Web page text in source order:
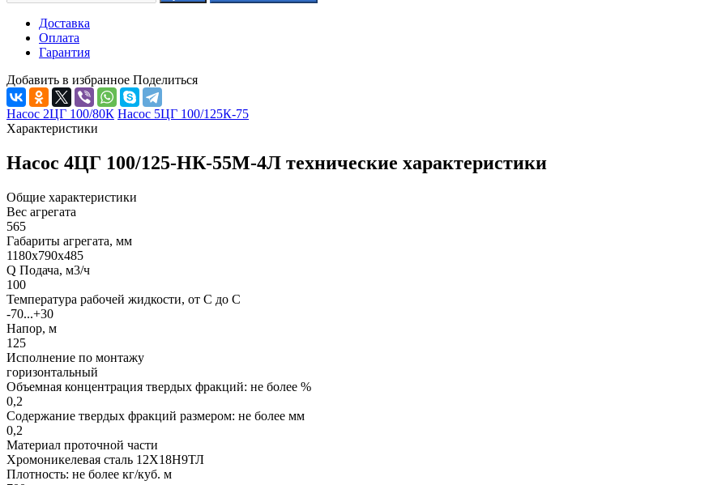
Доставка
Оплата
Гарантия
Добавить в избранное Поделиться
Насос 2ЦГ 100/80К Насос 5ЦГ 100/125К-75
Характеристики
Насос 4ЦГ 100/125-НК-55М-4Л технические характеристики
Общие характеристики
Вес агрегата
565
Габариты агрегата, мм
1180х790х485
Q Подача, м3/ч
100
Температура рабочей жидкости, от С до С
-70...+30
Напор, м
125
Исполнение по монтажу
горизонтальный
Объемная концентрация твердых фракций: не более %
0,2
Содержание твердых фракций размером: не более мм
0,2
Материал проточной части
Хромоникелевая сталь 12Х18Н9ТЛ
Плотность: не более кг/куб. м